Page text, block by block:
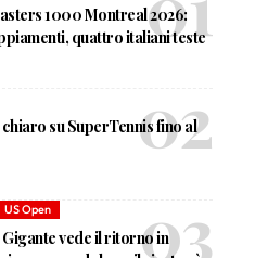
1000 Montreal 2026:
quattro italiani teste
su SuperTennis fino al
US Open
Gigante vede il ritorno in